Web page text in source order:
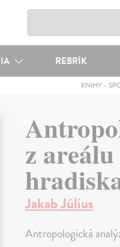
REBRÍK
KNIHY-
z
Jakab Július
Antropologická